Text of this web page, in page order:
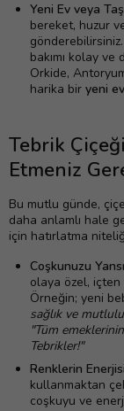
Yeni Ev veya
bereket, huzur
bakımı kolay
Orkide,
harika bir yeni
Tebrik
Etmeniz
Bu mutlu günde,
daha anlamlı hale
için hatırlatma
Coşkunuzu
olaya özel, içten
Örneğin; yeni
sağlık ve
"Tüm
Tebrikler!"
Renklerin
kullanmaktan
coşkuyu ve